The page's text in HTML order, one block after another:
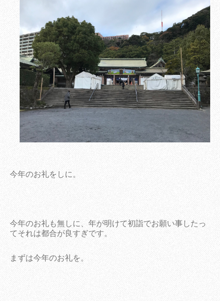
今年のお礼をしに。
今年のお礼も無しに、年が明けて初詣でお願い事したっ
てそれは都合が良すぎです。
まずは今年のお礼を。